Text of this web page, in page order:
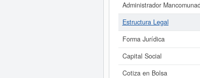
Administrador
Estructura Legal
Forma Jurídica
Capital Social
Cotiza en Bolsa